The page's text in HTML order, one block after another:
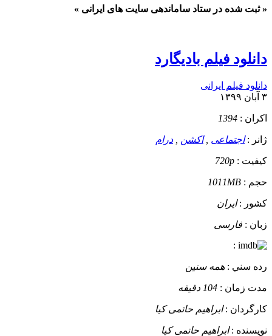
« ثبت شده در ستاد ساماندهی سایت های ایرانی »
دانلود فیلم بادیگارد
دانلود فیلم ایرانی
۳ آبان ۱۳۹۹
اکران : 1394
ژانر :اجتماعی ,اکشن درام
کيفيت : 720p
حجم : 1011MB
کشور :ایران
زبان : فارسی
:
رده سني : همه سنین
مدت زمان : 104 دقیقه
کارگردان :ابراهیم حاتمی کیا
نويسنده :ابراهیم حاتمی کیا